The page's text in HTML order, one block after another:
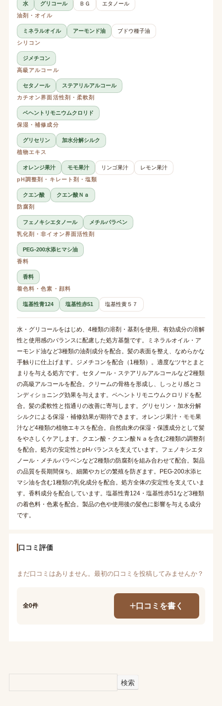
水 グリコール ＢＧ
エタノール
油剤・オイル
ミネラルオイル アーモンド油
ブドウ種子油
シリコン
ジメチコン
高級アルコール
セタノール
ステアリルアルコール
カチオン界面活性剤・柔軟剤
ベヘントリモニウムクロリド
保湿・補修成分
グリセリン
加水分解シルク
植物エキス
オレンジ果汁 モモ果汁 リンゴ果汁
レモン果汁
pH調整剤・キレート剤・塩類
クエン酸
クエン酸Ｎａ
防腐剤
フェノキシエタノール
メチルパラベン
乳化剤・非イオン界面活性剤
PEG-200水添ヒマシ油
香料
香料
着色料・色素・顔料
塩基性青124 塩基性赤51 塩基性黄５７
水・グリコールをはじめ、4種類の溶剤・基剤を使用。有効成分の溶解
性と使用感のバランスに配慮した処方基盤です。ミネラルオイル・ア
ーモンド油など3種類の油剤成分を配合。髪の表面を整え、なめらかな
手触りに仕上げます。ジメチコンを配合（1種類）。適度なツヤとまと
まりを与える処方です。セタノール・ステアリルアルコールなど2種類
の高級アルコールを配合。クリームの骨格を形成し、しっとり感とコ
ンディショニング効果を与えます。ベヘントリモニウムクロリドを配
合。髪の柔軟性と指通りの改善に寄与します。グリセリン・加水分解
シルクによる保湿・補修効果が期待できます。オレンジ果汁・モモ果
汁など4種類の植物エキスを配合。自然由来の保湿・保護成分として髪
をやさしくケアします。クエン酸・クエン酸Ｎａを含む2種類の調整剤
を配合。処方の安定性とpHバランスを支えています。フェノキシエタ
ノール・メチルパラベンなど2種類の防腐剤を組み合わせて配合。製品
の品質を長期間保ち、細菌やカビの繁殖を防ぎます。PEG-200水添ヒ
マシ油を含む1種類の乳化成分を配合。処方全体の安定性を支えていま
す。香料成分を配合しています。塩基性青124・塩基性赤51など3種類
の着色料・色素を配合。製品の色や使用後の髪色に影響を与える成分
です。
口コミ評価
まだ口コミはありません。最初の口コミを投稿してみませんか？
全0件 口コミを書く
検索